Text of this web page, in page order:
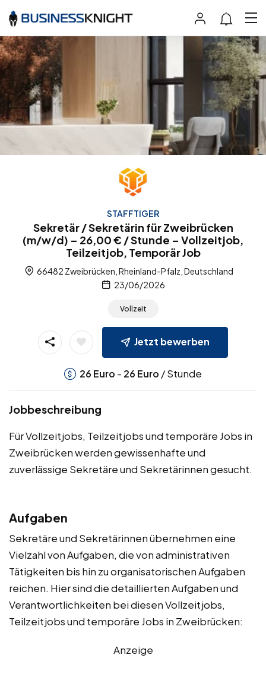
STAFFTIGER
Sekretär / Sekretärin für Zweibrücken
(m/w/d) – 26,00 € / Stunde – Vollzeitjob,
Teilzeitjob, Temporär Job
66482 Zweibrücken, Rheinland-Pfalz, Deutschland
23/06/2026
Vollzeit
Jetzt bewerben
26 Euro - 26 Euro / Stunde
Jobbeschreibung
Für Vollzeitjobs, Teilzeitjobs und temporäre Jobs in
Zweibrücken werden gewissenhafte und
zuverlässige Sekretäre und Sekretärinnen gesucht.
Aufgaben
Sekretäre und Sekretärinnen übernehmen eine
Vielzahl von Aufgaben, die von administrativen
Tätigkeiten bis hin zu organisatorischen Aufgaben
reichen. Hier sind die detaillierten Aufgaben und
Verantwortlichkeiten bei diesen Vollzeitjobs,
Teilzeitjobs und temporäre Jobs in Zweibrücken:
Anzeige